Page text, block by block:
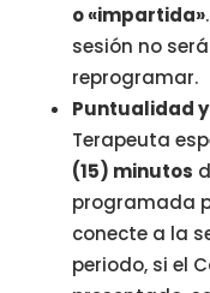
o «impartida»
sesión no
reprogramar.
Puntualidad
Terapeuta
(15) minutos
programada
conecte a la
periodo, si el